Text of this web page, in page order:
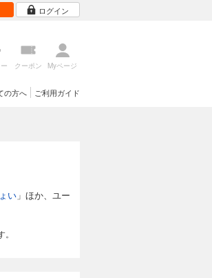
ログイン
クーポン Myページ
ご利用ガイド
の方へ
い 」ほか、ユー